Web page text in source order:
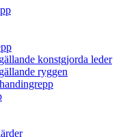
konstgjorda leder
ryggen